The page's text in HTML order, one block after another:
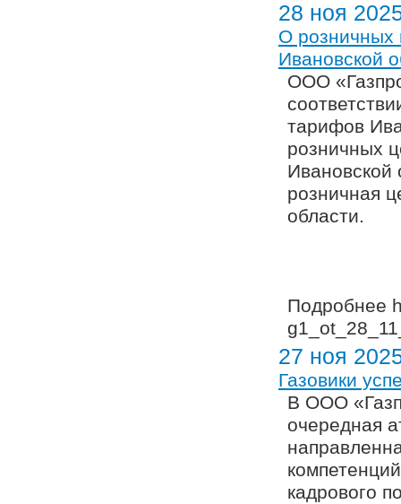
28 ноя
О розничных
Ивановской
ООО
тарифов
розничных
Ивановской
розничная
области.
Подробнее
27 ноя
Газовики
В ООО
очередная
кадрового